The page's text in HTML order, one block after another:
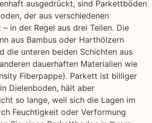
ausgedrückt, sind Parkettböden
der aus verschiedenen
in der Regel aus drei Teilen. Die
aus Bambus oder Harthölzern
die unteren beiden Schichten aus
dauerhaften Materialien wie
Fiberpappe). Parkett ist billiger
Dielenboden, hält aber
so lange, weil sich die Lagen im
Feuchtigkeit oder Verformung